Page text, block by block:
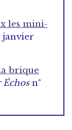
les mini-
janvier
brique
n°